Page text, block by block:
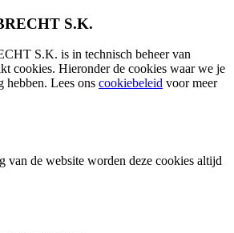
S.K.
S.K. is in technisch beheer van
cookies. Hieronder de cookies waar we je
hebben. Lees ons cookiebeleid voor meer
van de website worden deze cookies altijd